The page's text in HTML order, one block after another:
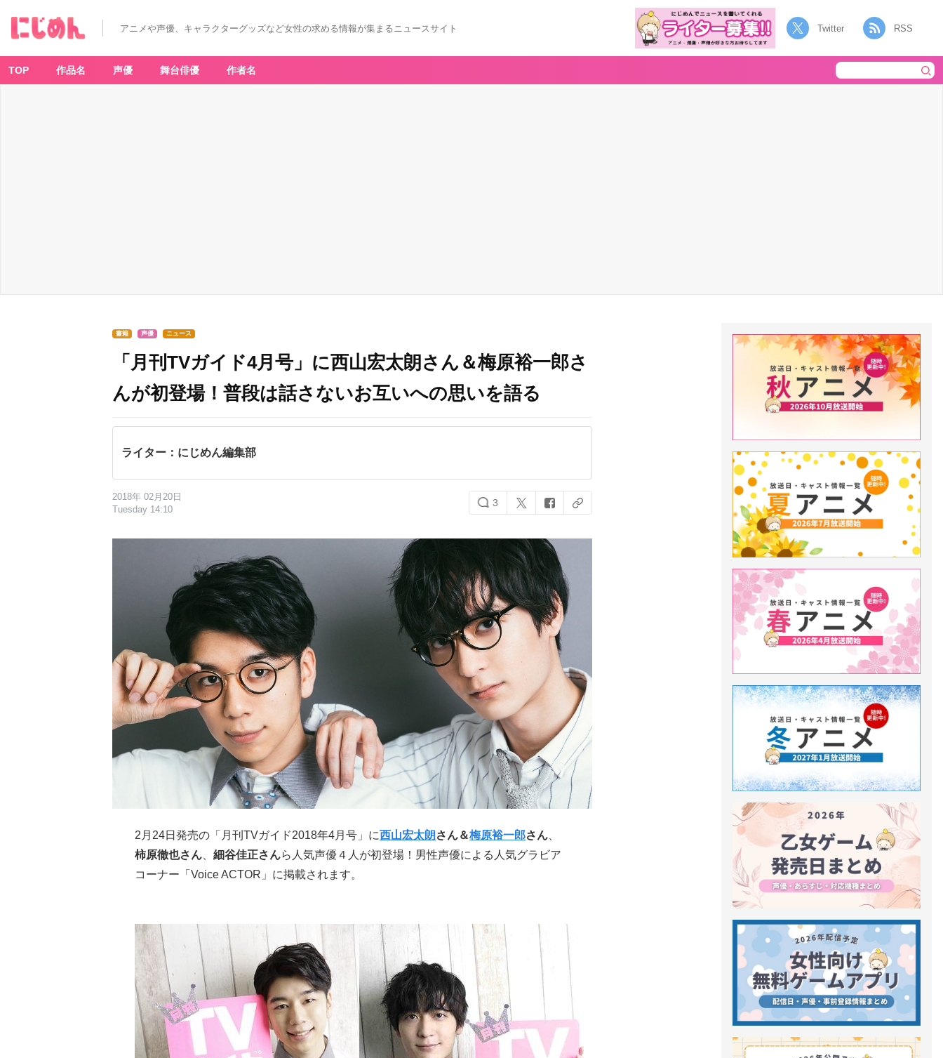
アニメや声優、キャラクターグッズなど女性の求める情報が集まるニュースサイト Twitter RSS
TOP 作品名 声優 舞台俳優 作者名
書籍 声優 ニュース
「月刊TVガイド4月号」に西山宏太朗さん＆梅原裕一郎さ
んが初登場！普段は話さないお互いへの思いを語る
ライター：にじめん編集部
2018年 02月20日
Tuesday 14:10
3
2月24日発売の「月刊TVガイド2018年4月号」に西山宏太朗 さん＆梅原裕一郎さん
柿原徹也さん
細谷佳正さんら人気声優４人が初登場！男性声優による人気グラビア
コーナー「Voice ACTOR」に掲載されます。